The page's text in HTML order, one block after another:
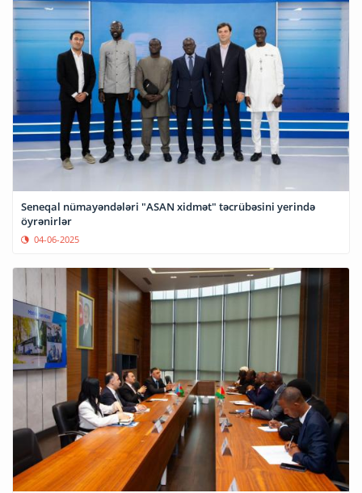
Seneqal nümayəndələri "ASAN xidmət" təcrübəsini yerində
öyrənirlər
04-06-2025